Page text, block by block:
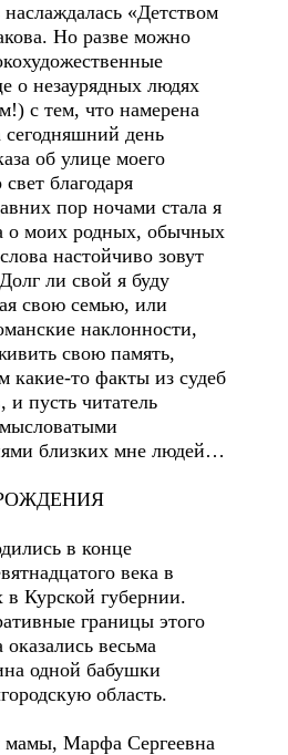
«Детством
Но разве можно
о незаурядных людях
с тем, что намерена
сегодняшний день
об улице моего
благодаря
пор ночами стала я
о моих родных, обычных
настойчиво зовут
ли свой я буду
свою семью, или
наклонности,
свою память,
какие-то факты из судеб
и пусть читатель
близких мне людей…
в конце
века в
в Курской губернии.
границы этого
оказались весьма
одной бабушки
область.
мамы, Марфа Сергеевна